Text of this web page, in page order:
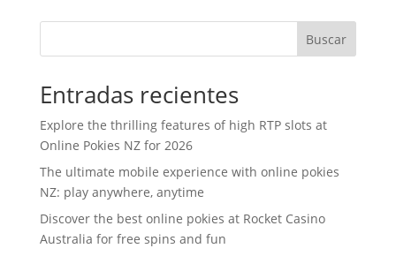
Buscar
Entradas recientes
Explore the thrilling features of high RTP slots at
Online Pokies NZ for 2026
The ultimate mobile experience with online pokies
NZ: play anywhere, anytime
Discover the best online pokies at Rocket Casino
Australia for free spins and fun